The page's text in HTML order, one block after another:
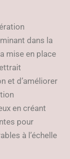
dans la
mise en place
et d’améliorer
en créant
pour
à l’échelle